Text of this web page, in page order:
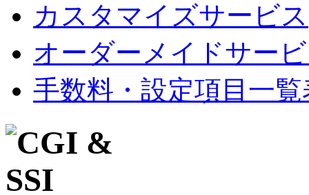
カスタマイズサービス
オーダーメイドサー
手数料・設定項目一覧